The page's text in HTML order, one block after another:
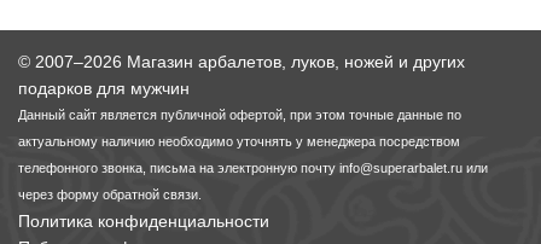
© 2007–2026 Магазин арбалетов, луков, ножей и других
подарков для мужчин
Данный сайт является публичной офертой, при этом точные данные по
актуальному наличию необходимо уточнять у менеджера посредством
телефонного звонка, письма на электронную почту info@superarbalet.ru или
через форму обратной связи.
Политика конфиденциальности